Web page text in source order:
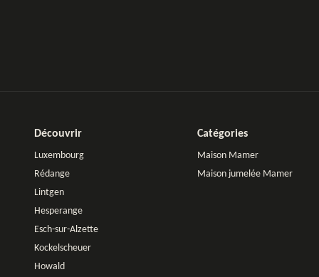
Découvrir
Luxembourg
Rédange
Lintgen
Hesperange
Esch-sur-Alzette
Kockelscheuer
Howald
Catégories
Maison Mamer
Maison jumelée Mamer